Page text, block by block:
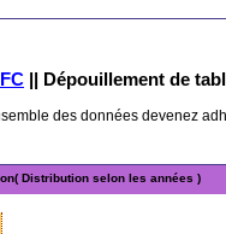
|| Dépouillement de
des données devenez
Distribution selon les années )